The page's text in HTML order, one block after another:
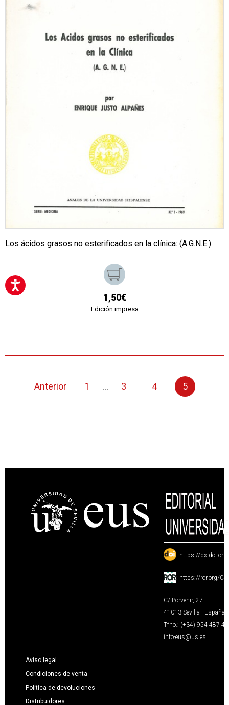
Los ácidos grasos no esterificados en la clínica: (A.G.N.E.)
1,50€
Edición impresa
Anterior 1 ... 3 4 5
: https://
: https://ror.org/
C/ Porvenir, 27
41013 Sevilla · España
Tfno.: (+34) 954 487
info-eus@us.es
Aviso legal
Condiciones de venta
Política de devoluciones
Distribuidores